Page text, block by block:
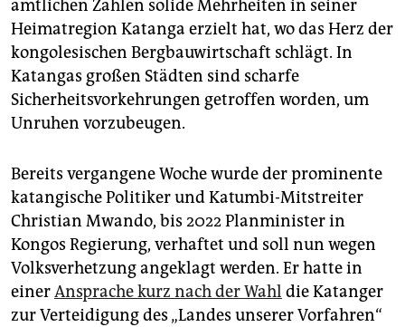
amtlichen Zahlen solide Mehrheiten in seiner
Heimatregion Katanga erzielt hat, wo das Herz der
kongolesischen Bergbauwirtschaft schlägt. In
Katangas großen Städten sind scharfe
Sicherheitsvorkehrungen getroffen worden, um
Unruhen vorzubeugen.
Bereits vergangene Woche wurde der prominente
katangische Politiker und Katumbi-Mitstreiter
Christian Mwando, bis 2022 Planminister in
Kongos Regierung, verhaftet und soll nun wegen
Volksverhetzung angeklagt werden. Er hatte in
einerAnsprache kurz nach der Wahl die Katanger
zur Verteidigung des „Landes unserer Vorfahren“